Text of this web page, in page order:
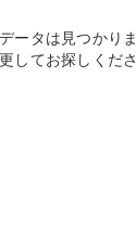
ータは見つかり
してお探しくださ